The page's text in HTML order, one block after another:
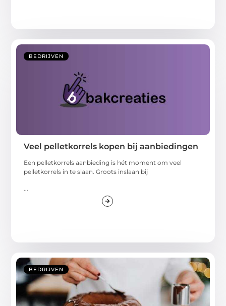
BEDRIJVEN
Veel pelletkorrels kopen bij aanbiedingen
Een pelletkorrels aanbieding is hét moment om veel
pelletkorrels in te slaan. Groots inslaan bij
BEDRIJVEN